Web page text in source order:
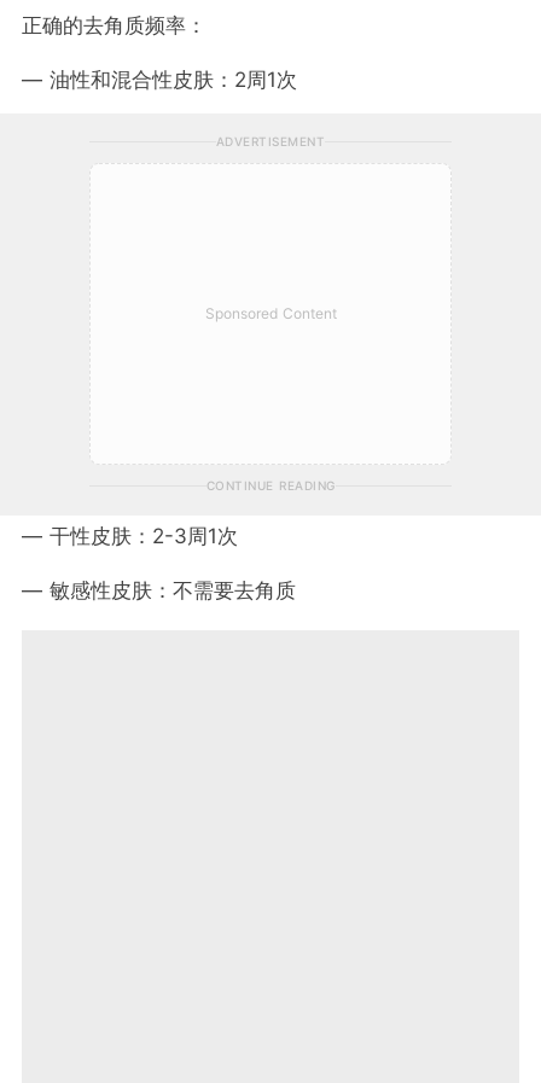
正确的去角质频率：
— 油性和混合性皮肤：2周1次
ADVERTISEMENT
Sponsored Content
CONTINUE READING
— 干性皮肤：2-3周1次
— 敏感性皮肤：不需要去角质